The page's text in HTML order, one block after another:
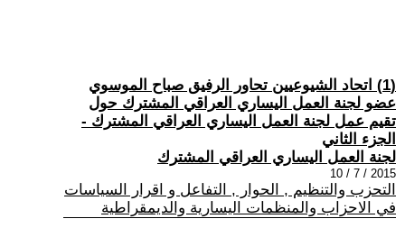
(1) اتحاد الشيوعيين تحاور الرفيق صباح الموسوي
عضو لجنة العمل اليساري العراقي المشترك حول
تقيم عمل لجنة العمل اليساري العراقي المشترك -
الجزء الثاني
لجنة العمل اليساري العراقي المشترك
2015 / 7 / 10
التحزب والتنظيم , الحوار , التفاعل و اقرار السياسات
في الاحزاب والمنظمات اليسارية والديمقراطية